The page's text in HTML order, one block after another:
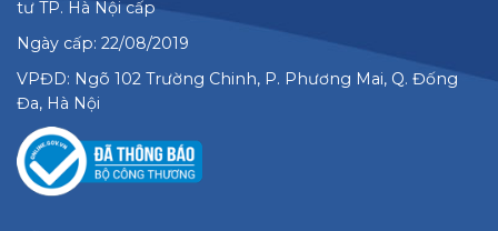
tư TP. Hà Nội cấp
Ngày cấp: 22/08/2019
VPĐD: Ngõ 102 Trường Chinh, P. Phương Mai, Q. Đống
Đa, Hà Nội